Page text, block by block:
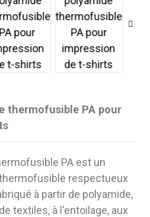
thermofusible PA pour
PA est un
respectueux
à partir de polyamide,
textiles, à l'entoilage, aux